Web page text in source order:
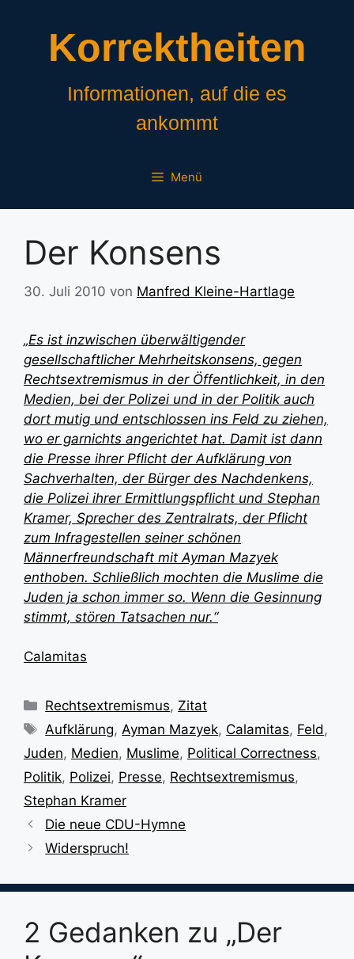
Korrektheiten
Informationen, auf die es
ankommt
Menü
Der Konsens
30. Juli 2010 von Manfred Kleine-Hartlage
„Es ist inzwischen überwältigender
gesellschaftlicher Mehrheitskonsens, gegen
Rechtsextremismus in der Öffentlichkeit, in den
Medien, bei der Polizei und in der Politik auch
dort mutig und entschlossen ins Feld zu ziehen,
wo er garnichts angerichtet hat. Damit ist dann
die Presse ihrer Pflicht der Aufklärung von
Sachverhalten, der Bürger des Nachdenkens,
die Polizei ihrer Ermittlungspflicht und Stephan
Kramer, Sprecher des Zentralrats, der Pflicht
zum Infragestellen seiner schönen
Männerfreundschaft mit Ayman Mazyek
enthoben. Schließlich mochten die Muslime die
Juden ja schon immer so. Wenn die Gesinnung
stimmt, stören Tatsachen nur.“
Calamitas
Kategorien
Rechtsextremismus, Zitat
Schlagwörter
Aufklärung,Ayman Mazyek, Calamitas, Feld,
Juden, Medien, Muslime, Political Correctness,
Politik, Polizei, Presse, Rechtsextremismus,
Stephan Kramer
Die neue CDU-Hymne
Widerspruch!
2 Gedanken zu „Der